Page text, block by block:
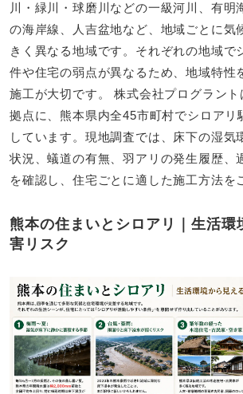
川・緑川・球磨川などの一級河川、有明
の海岸線、人吉盆地など、地域ごとに気
きく異なる地域です。それぞれの地域で
件や住宅の弱点が異なるため、地域特性
施工が大切です。 株式会社プログラン
拠点に、熊本県内全45市町村でシロアリ
しています。現地調査では、床下の湿気
状況、蟻道の有無、羽アリの発生履歴、
を確認し、住宅ごとに適した施工方法を
熊本の住まいとシロアリ｜生活環
害リスク